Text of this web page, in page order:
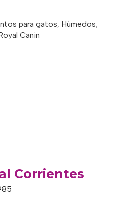
para gatos, Húmedos,
Canin
Corrientes